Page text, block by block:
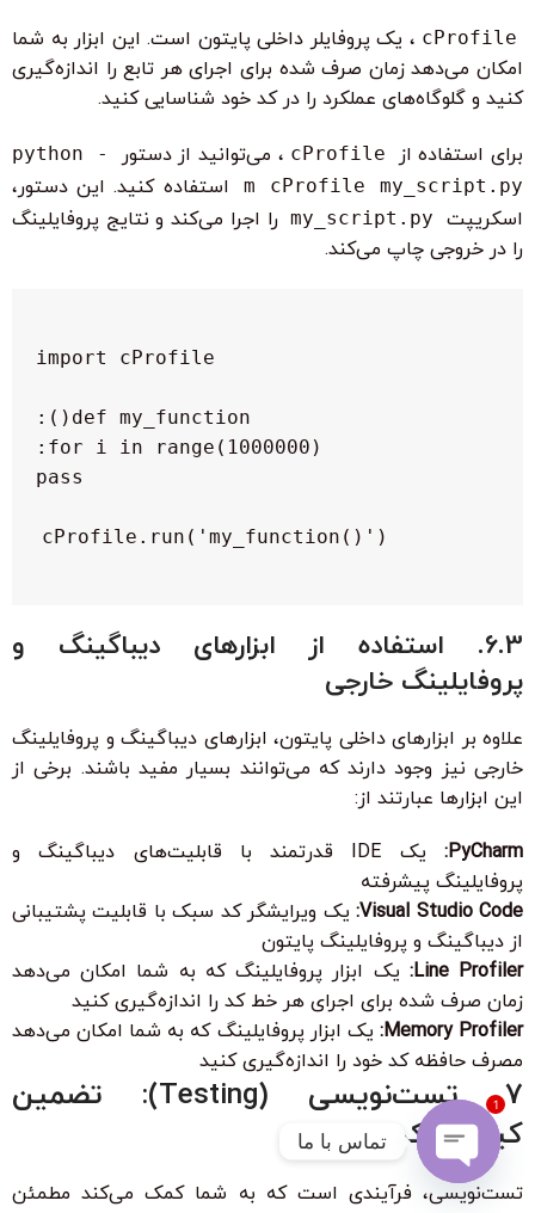
cProfile ، یک پروفایلر داخلی پایتون است. این ابزار به شما
امکان می‌دهد زمان صرف شده برای اجرای هر تابع را اندازه‌گیری
کنید و گلوگاه‌های عملکرد را در کد خود شناسایی کنید.
برای استفاده از cProfile ، می‌توانید از دستور
python -
m cProfile my_script.py
استفاده کنید. این دستور،
اسکریپت
my_script.py را اجرا می‌کند و نتایج پروفایلینگ
را در خروجی چاپ می‌کند.
cProfile.run('my_function()')
6.3. استفاده از ابزارهای دیباگینگ و
پروفایلینگ خارجی
علاوه بر ابزارهای داخلی پایتون، ابزارهای دیباگینگ و پروفایلینگ
خارجی نیز وجود دارند که می‌توانند بسیار مفید باشند. برخی از
این ابزارها عبارتند از:
PyCharm:
یک IDE قدرتمند با قابلیت‌های دیباگینگ و
پروفایلینگ پیشرفته
Visual Studio Code:یک ویرایشگر کد سبک با قابلیت پشتیبانی
از دیباگینگ و پروفایلینگ پایتون
Line Profiler: یک ابزار پروفایلینگ که به شما امکان می‌دهد
زمان صرف شده برای اجرای هر خط کد را اندازه‌گیری کنید
Memory Profiler: یک ابزار پروفایلینگ که به شما امکان می‌دهد
مصرف حافظه کد خود را اندازه‌گیری کنید
7. تست‌نویسی (Testing): تضمین
کیفیت کد
تست‌نویسی، فرآیندی است که به شما کمک می‌کند مطمئن
تماس با ما
Open
1